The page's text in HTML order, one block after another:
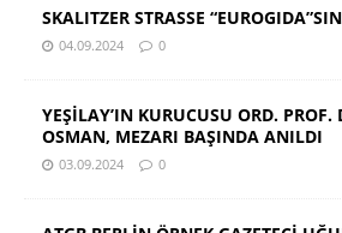
SKALITZER STRASSE
04.09.2024 0
YEŞİLAY’IN KURUCUSU ORD. PROF.
OSMAN, MEZARI BAŞINDA ANILDI
03.09.2024 0